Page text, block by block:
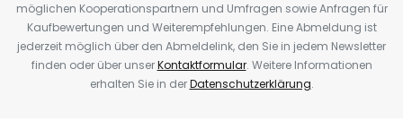
möglichen Kooperationspartnern und Umfragen sowie Anfragen für
Kaufbewertungen und Weiterempfehlungen. Eine Abmeldung ist
jederzeit möglich über den Abmeldelink, den Sie in jedem Newsletter
finden oder über unserKontaktformular. Weitere Informationen
erhalten Sie in derDatenschutzerklärung.